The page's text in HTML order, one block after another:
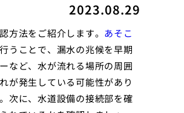
2023.08.29
方法をご紹介します。 あそこ
うことで、漏水の兆候を早期
など、水が流れる場所の周囲
が発生している可能性があり
次に、水道設備の接続部を確